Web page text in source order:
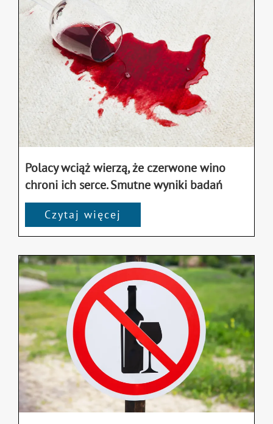
Polacy wciąż wierzą, że czerwone wino
chroni ich serce. Smutne wyniki badań
Czytaj więcej